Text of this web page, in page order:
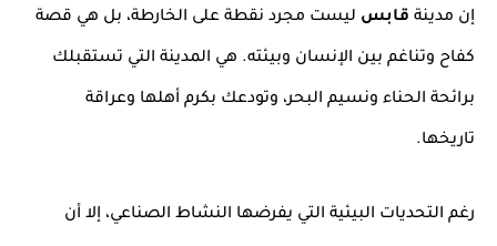
إن مدينة قابس ليست مجرد نقطة على الخارطة، بل هي قصة
كفاح وتناغم بين الإنسان وبيئته. هي المدينة التي تستقبلك
برائحة الحناء ونسيم البحر، وتودعك بكرم أهلها وعراقة
تاريخها.
رغم التحديات البيئية التي يفرضها النشاط الصناعي، إلا أن